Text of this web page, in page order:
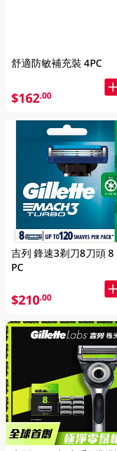
舒適防敏補充裝 4PC
$162.00
吉列 鋒速3剃刀8刀頭 8
PC
$210.00